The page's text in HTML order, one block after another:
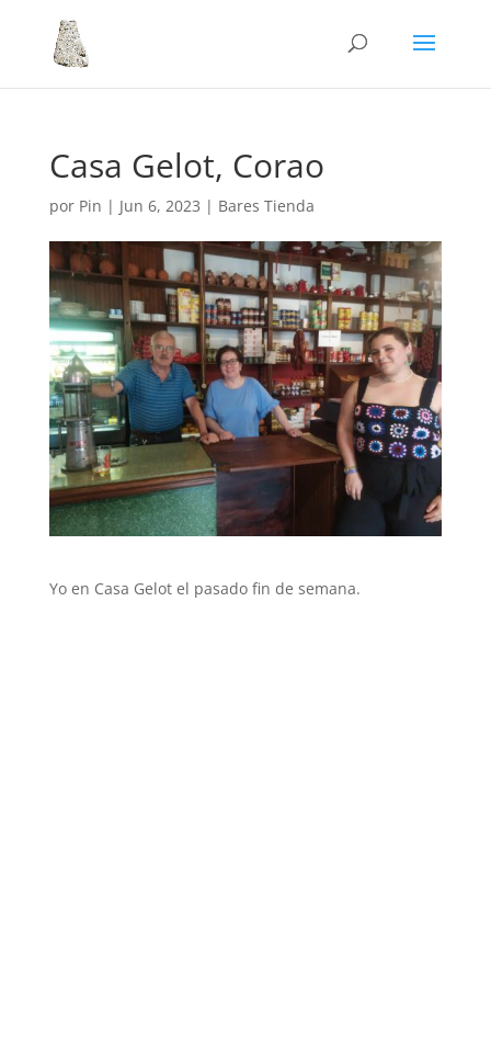
Casa Gelot, Corao
por Pin | Jun 6, 2023 | Bares Tienda
Yo en Casa Gelot el pasado fin de semana.